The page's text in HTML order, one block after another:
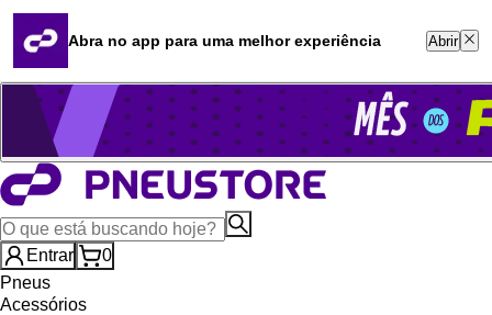
Quero revender
Blog
Whatsapp (16) 99764-8401
Televendas (47) 3046-2551
Entrar
0
Pneus
Acessórios
Abra no app para uma melhor experiência Abrir